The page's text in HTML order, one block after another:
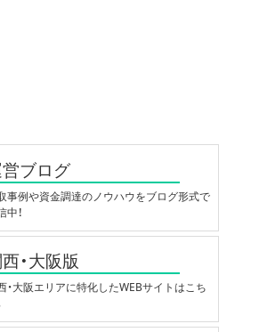
ブログ
事例や資金調達のノウハウをブログ形式で
中！
・大阪版
・大阪エリアに特化したWEBサイトはこち